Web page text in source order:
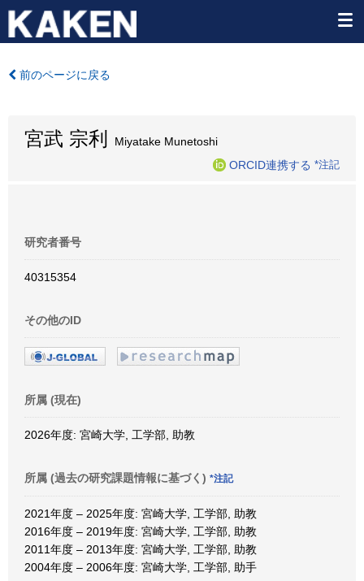
前のページに戻る
宮武 宗利
Miyatake Munetoshi
ORCID連携する *注記
研究者番号
40315354
その他のID
所属 (現在)
2026年度: 宮崎大学, 工学部, 助教
所属 (過去の研究課題情報に基づく) *注記
2021年度 – 2025年度: 宮崎大学, 工学部, 助教
2016年度 – 2019年度: 宮崎大学, 工学部, 助教
2011年度 – 2013年度: 宮崎大学, 工学部, 助教
2004年度 – 2006年度: 宮崎大学, 工学部, 助手